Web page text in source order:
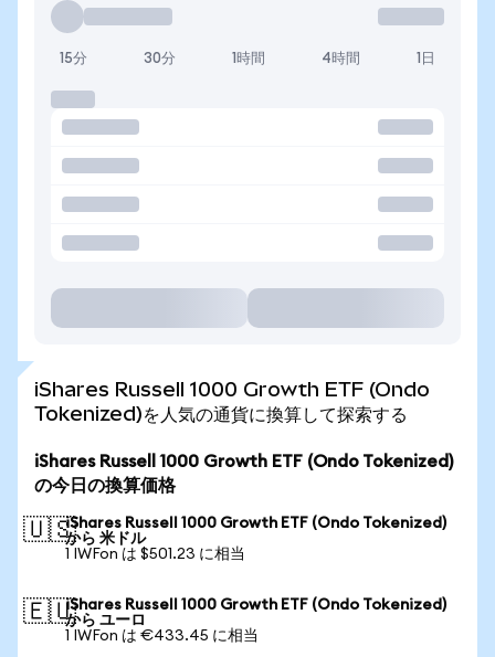
15分 30分 1時間 4時間 1日
iShares Russell 1000 Growth ETF (Ondo
Tokenized)を人気の通貨に換算して探索する
iShares Russell 1000 Growth ETF (Ondo Tokenized)
の今日の換算価格
🇺🇸iShares Russell 1000 Growth ETF (Ondo Tokenized)
から 米ドル
1 IWFon は $501.23 に相当
🇪🇺iShares Russell 1000 Growth ETF (Ondo Tokenized)
から ユーロ
1 IWFon は €433.45 に相当